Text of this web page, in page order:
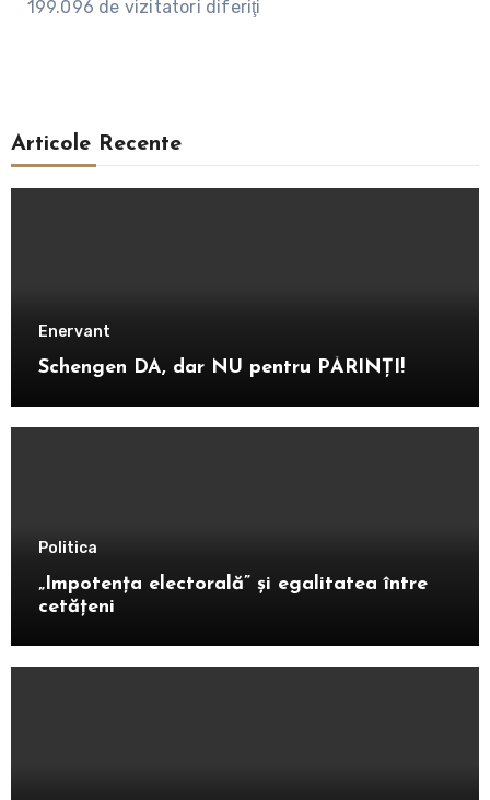
199.096 de vizitatori diferiţi
Articole Recente
Enervant
Schengen DA, dar NU pentru PĂRINȚI!
Politica
„Impotența electorală” și egalitatea între
cetățeni